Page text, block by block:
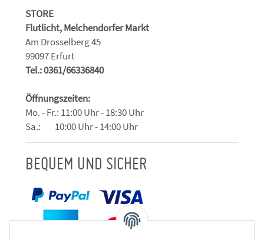
STORE
Flutlicht, Melchendorfer Markt
Am Drosselberg 45
99097 Erfurt
Tel.: 0361/66336840
Öffnungszeiten:
Mo. - Fr.: 11:00 Uhr - 18:30 Uhr
Sa.: 10:00 Uhr - 14:00 Uhr
BEQUEM UND SICHER